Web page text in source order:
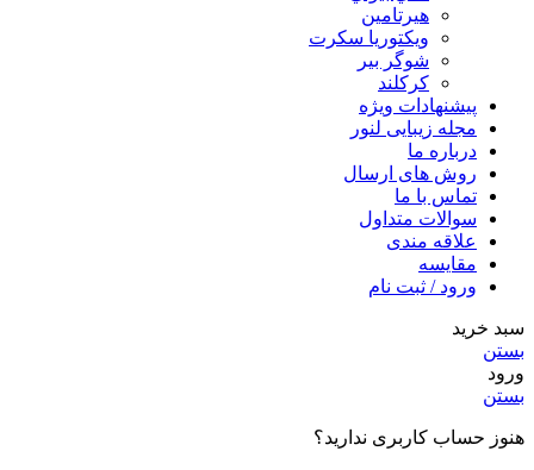
هیرتامین
ویکتوریا سکرت
شوگر بير
کرکلند
پیشنهادات ویژه
مجله زیبایی لنور
درباره ما
روش های ارسال
تماس با ما
سوالات متداول
علاقه مندی
مقایسه
ورود / ثبت نام
سبد خرید
بستن
ورود
بستن
هنوز حساب کاربری ندارید؟